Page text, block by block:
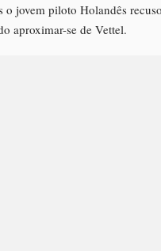
o jovem piloto Holandês
aproximar-se de Vettel.